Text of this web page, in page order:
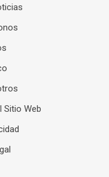
Sitio Web